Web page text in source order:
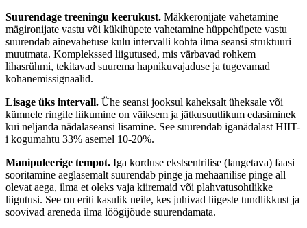
Suurendage treeningu keerukust. Mäkkeronijate vahetamine
mägironijate vastu või kükihüpete vahetamine hüppehüpete vastu
suurendab ainevahetuse kulu intervalli kohta ilma seansi struktuuri
muutmata. Komplekssed liigutused, mis värbavad rohkem
lihasrühmi, tekitavad suurema hapnikuvajaduse ja tugevamad
kohanemissignaalid.
Lisage üks intervall. Ühe seansi jooksul kaheksalt üheksale või
kümnele ringile liikumine on väiksem ja jätkusuutlikum edasiminek
kui neljanda nädalaseansi lisamine. See suurendab iganädalast HIIT-
i kogumahtu 33% asemel 10-20%.
Manipuleerige tempot. Iga korduse ekstsentrilise (langetava) faasi
sooritamine aeglasemalt suurendab pinge ja mehaanilise pinge all
olevat aega, ilma et oleks vaja kiiremaid või plahvatusohtlikke
liigutusi. See on eriti kasulik neile, kes juhivad liigeste tundlikkust ja
soovivad areneda ilma löögijõude suurendamata.